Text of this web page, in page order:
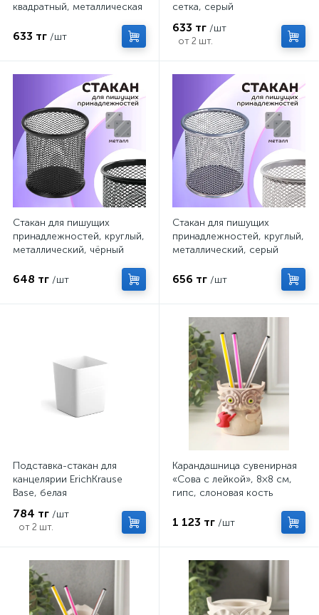
квадратный, металлическая
633 тг /шт
сетка, серый
633 тг /шт
от 2 шт.
Стакан для пишущих
принадлежностей, круглый,
металлический, чёрный
648 тг /шт
Стакан для пишущих
принадлежностей, круглый,
металлический, серый
656 тг /шт
Подставка-стакан для
канцелярии ErichKrause
Base, белая
784 тг /шт
от 2 шт.
Карандашница сувенирная
«Сова с лейкой», 8×8 см,
гипс, слоновая кость
1 123 тг /шт